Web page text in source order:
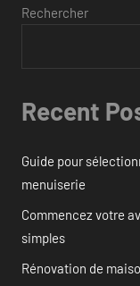
Rechercher
Recent
Guide pour
menuiserie
Commencez votre
simples
Rénovation de